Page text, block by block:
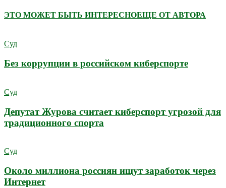
ЭТО МОЖЕТ БЫТЬ ИНТЕРЕСНОЕЩЕ ОТ АВТОРА
Суд
Без коррупции в российском киберспорте
Суд
Депутат Журова считает киберспорт угрозой для
традиционного спорта
Суд
Около миллиона россиян ищут заработок через
Интернет